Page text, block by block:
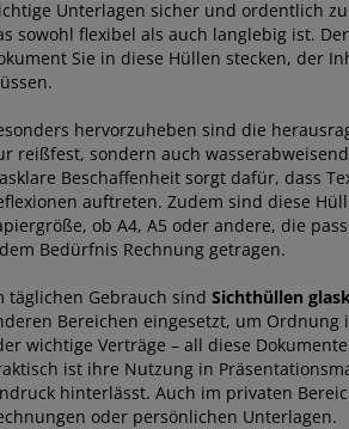
Unterlagen sicher und ordentlich
sowohl flexibel als auch langlebig ist.
Sie in diese Hüllen stecken, der
hervorzuheben sind die
reißfest, sondern auch
Beschaffenheit sorgt dafür, dass
auftreten. Zudem sind diese
ob A4, A5 oder andere, die
Bedürfnis Rechnung getragen.
täglichen Gebrauch sind Sichthüllen
Bereichen eingesetzt, um
wichtige Verträge – all diese
ist ihre Nutzung in
hinterlässt. Auch im privaten
oder persönlichen Unterlagen.